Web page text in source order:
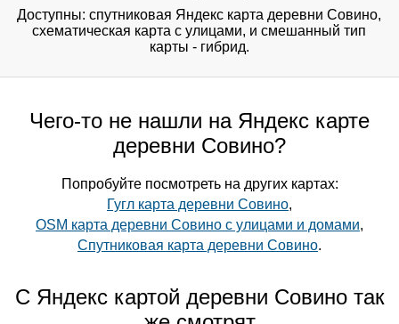
Доступны: спутниковая Яндекс карта деревни Совино,
схематическая карта с улицами, и смешанный тип
карты - гибрид.
Чего-то не нашли на Яндекс карте
деревни Совино?
Попробуйте посмотреть на других картах:
Гугл карта деревни Совино,
OSM карта деревни Совино с улицами и домами,
Спутниковая карта деревни Совино.
С Яндекс картой деревни Совино так